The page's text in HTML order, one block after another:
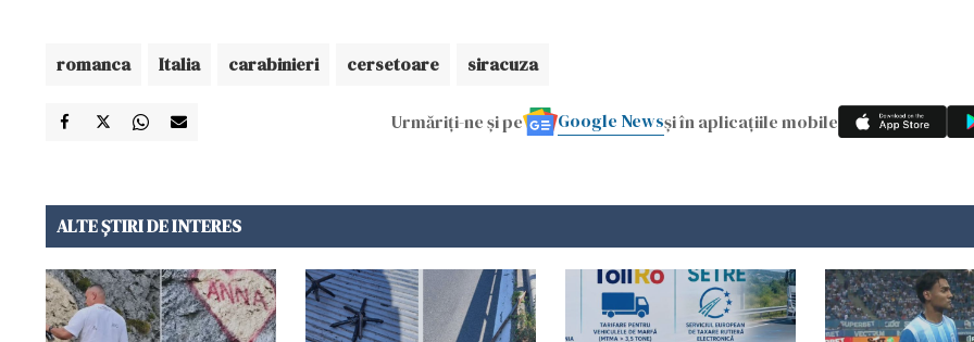
romanca Italia carabinieri cersetoare siracuza
Urmăriți-ne și pe Google Newsși în aplicațiile mobile
ALTE ȘTIRI DE INTERES